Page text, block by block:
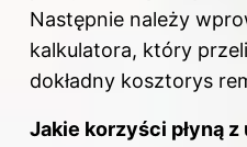
Następnie należy
kalkulatora, który
dokładny kosztorys
Jakie korzyści płyną